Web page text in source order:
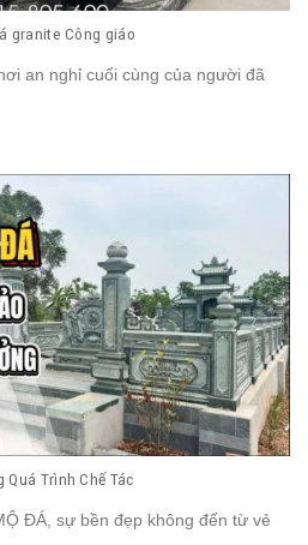
granite Công giáo
an nghỉ cuối cùng của người đã
Quá Trình Chế Tác
ĐÁ, sự bền đẹp không đến từ vẻ